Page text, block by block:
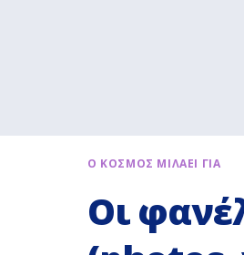
Ο ΚΟΣΜΟΣ ΜΙΛΑΕΙ ΓΙΑ
Οι